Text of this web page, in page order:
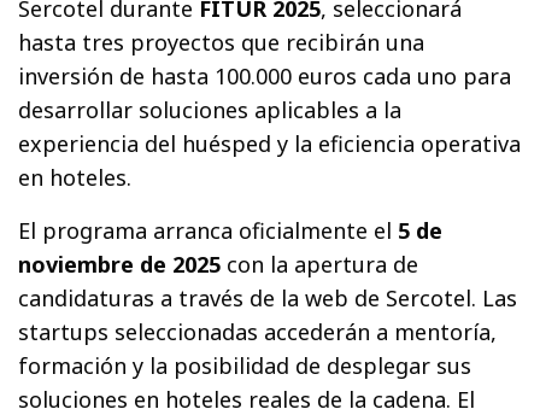
Sercotel durante FITUR 2025, seleccionará
hasta tres proyectos que recibirán una
inversión de hasta 100.000 euros cada uno para
desarrollar soluciones aplicables a la
experiencia del huésped y la eficiencia operativa
en hoteles.
El programa arranca oficialmente el 5 de
noviembre de 2025 con la apertura de
candidaturas a través de la web de Sercotel. Las
startups seleccionadas accederán a mentoría,
formación y la posibilidad de desplegar sus
soluciones en hoteles reales de la cadena. El